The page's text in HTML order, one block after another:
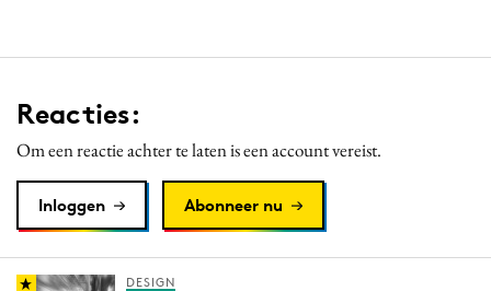
Reacties:
Om een reactie achter te laten is een account vereist.
Inloggen Abonneer nu
DESIGN